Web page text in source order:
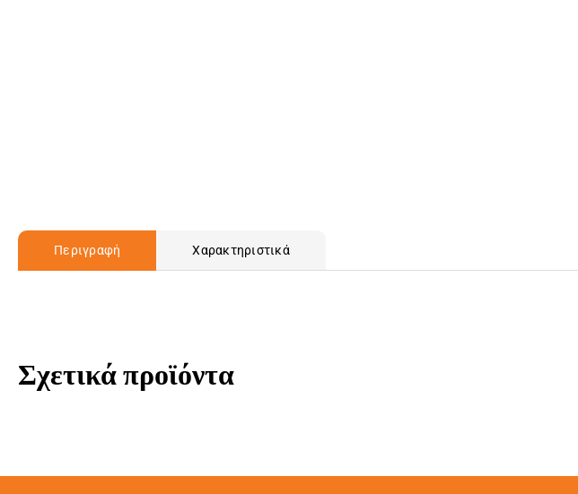
Περιγραφή Χαρακτηριστικά
Σχετικά προϊόντα